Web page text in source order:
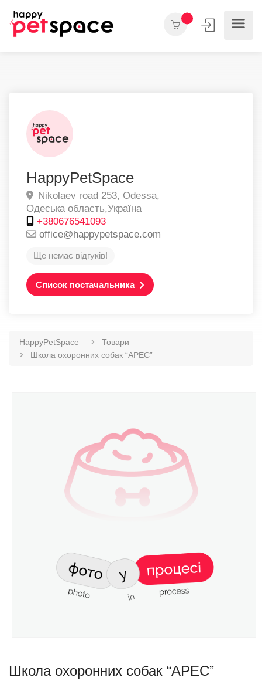
HappyPetSpace
Nikolaev road 253, Odessa,
Одеська область,Україна
+380676541093
office@happypetspace.com
Ще немає відгуків!
Список постачальника
HappyPetSpace
Товари
Школа охоронних собак “АРЕС”
Школа охоронних собак “АРЕС”